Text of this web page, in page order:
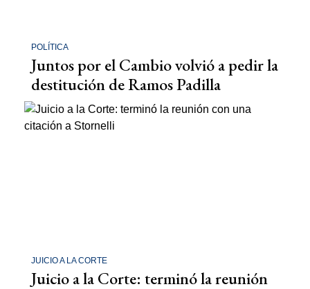
POLÍTICA
Juntos por el Cambio volvió a pedir la
destitución de Ramos Padilla
JUICIO A LA CORTE
Juicio a la Corte: terminó la reunión